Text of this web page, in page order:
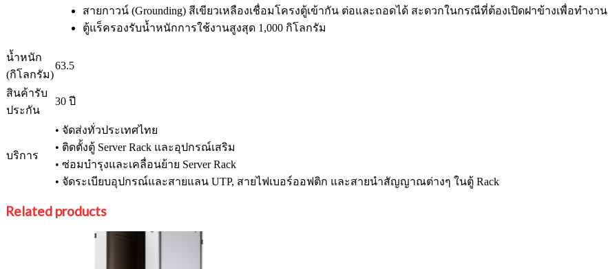
สายกาวน์ (Grounding) สีเขียวเหลืองเชื่อมโครงตู้เข้ากัน ต่อและถอดได้ สะดวกในกรณีที่ต้องเปิดฝาข้างเพื่อทำงาน
ตู้แร็ครองรับน้ำหนักการใช้งานสูงสุด 1,000 กิโลกรัม
น้ำหนัก
(กิโลกรัม)
63.5
สินค้ารับ
ประกัน
30 ปี
บริการ
• จัดส่งทั่วประเทศไทย
• ติดตั้งตู้ Server Rack และอุปกรณ์เสริม
• ซ่อมบำรุงและเคลื่อนย้าย Server Rack
• จัดระเบียบอุปกรณ์และสายแลน UTP, สายไฟเบอร์ออฟติก และสายนำสัญญาณต่างๆ ในตู้ Rack
Related products